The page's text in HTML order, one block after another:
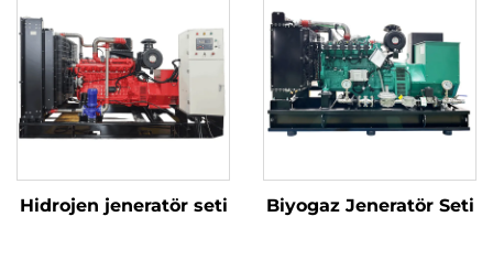
Hidrojen jeneratör seti Biyogaz Jeneratör Seti